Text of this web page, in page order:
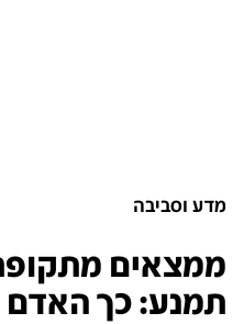
מדע וסביבה
ממצאים
תמנע: כך האדם